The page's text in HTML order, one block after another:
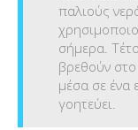
παλιούς
σήμερα.
βρεθούν
μέσα σε ένα
γοητεύει.